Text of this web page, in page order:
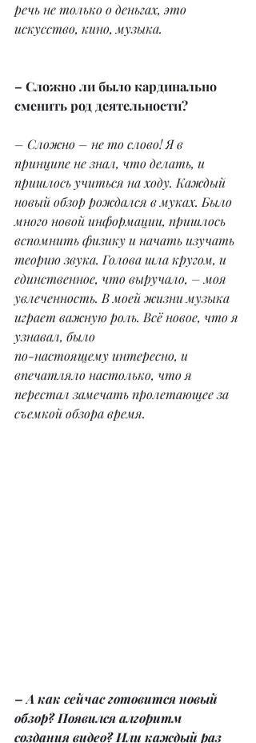
речь не только о деньгах, это
искусство, кино, музыка.
– Сложно ли было кардинально
сменить род деятельности?
– Сложно – не то слово! Я в
принципе не знал, что делать, и
пришлось учиться на ходу. Каждый
новый обзор рождался в муках. Было
много новой информации, пришлось
вспомнить физику и начать изучать
теорию звука. Голова шла кругом, и
единственное, что выручало, – моя
увлеченность. В моей жизни музыка
играет важную роль. Всё новое, что я
узнавал, было
по-настоящему интересно, и
впечатляло настолько, что я
перестал замечать пролетающее за
съемкой обзора время.
– А как сейчас готовится новый
обзор? Появился алгоритм
создания видео? Или каждый раз